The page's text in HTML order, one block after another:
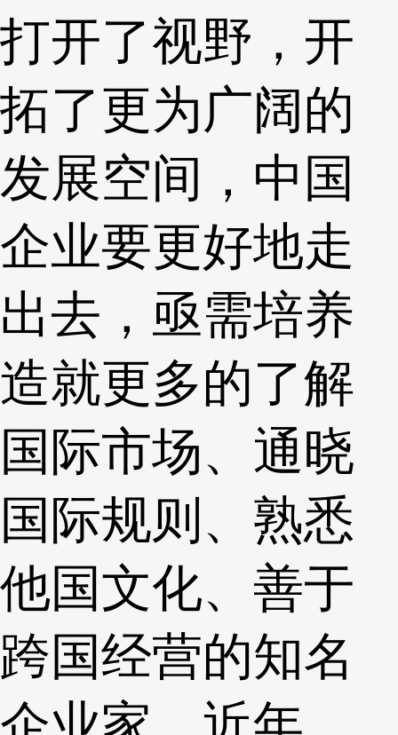
打开了视野，开
拓了更为广阔的
发展空间，中国
企业要更好地走
出去，亟需培养
造就更多的了解
国际市场、通晓
国际规则、熟悉
他国文化、善于
跨国经营的知名